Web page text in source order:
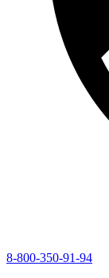
8-800-350-91-94